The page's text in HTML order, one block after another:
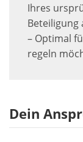
Ihres
Beteiligung
– Optimal
regeln
Dein